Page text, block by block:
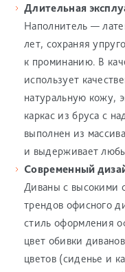
Длительная
Наполнитель —
лет, сохраняя
к проминанию. В
использует
натуральную кожу,
каркас из бруса с
выполнен из
и выдерживает
Современный
Диваны с высокими
трендов офисного
стиль оформления
цвет обивки
цветов (сиденье и